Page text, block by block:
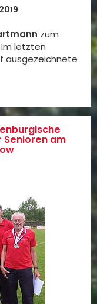
zum
letzten
ausgezeichnete
am